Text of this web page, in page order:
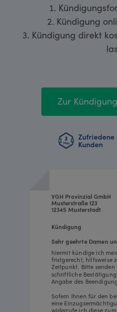
Kündigung
Kündigung direkt
Zur
Zufriedene
Kunden
VGH Provinzial GmbH
Musterstraße 123
12345 Musterstadt
hiermit kündige ich
fristgerecht, hilfsweise
Zeitpunkt. Bitte senden
schriftliche
Angabe des
Sofern Ihnen für den
eine
widerrufe ich diese
Sehr geehrte Damen
Kündigung